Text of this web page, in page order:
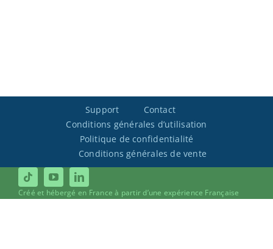
Support
Contact
Conditions générales d’utilisation
Politique de confidentialité
Conditions générales de vente
Créé et hébergé en France à partir d’une expérience Française